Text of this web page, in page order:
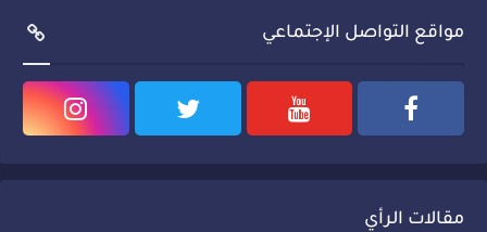
مواقع التواصل الإجتماعي
مقالات الرأي